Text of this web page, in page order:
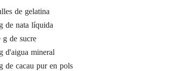
de gelatina
de nata líquida
g de sucre
d'aigua mineral
de cacau pur en pols